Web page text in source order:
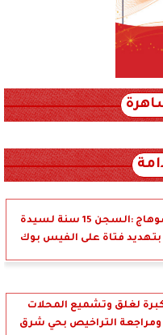
جنايات سوهاج :السجن 15 سنة لسيدة
بتهديد فتاة على الفيس بوك
لغلق وتشميع المحلات
ومراجعة التراخيص بحي شرق